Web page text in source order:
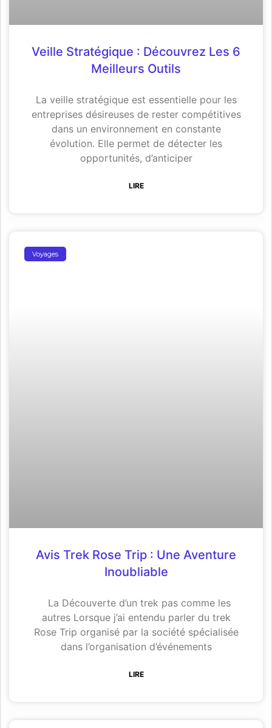
Veille Stratégique : Découvrez Les 6
Meilleurs Outils
La veille stratégique est essentielle pour les
entreprises désireuses de rester compétitives
dans un environnement en constante
évolution. Elle permet de détecter les
opportunités, d’anticiper
LIRE
Voyages
Avis Trek Rose Trip : Une Aventure
Inoubliable
La Découverte d’un trek pas comme les
autres Lorsque j’ai entendu parler du trek
Rose Trip organisé par la société spécialisée
dans l’organisation d’événements
LIRE